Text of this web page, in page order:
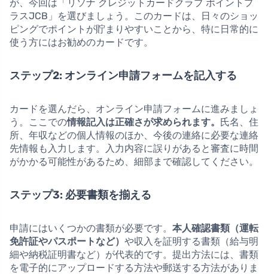
が、今回は「リソナ クレジットカードクラブ ポイントプ
ラスJCB」を選びましょう。このカードは、日々のショッ
ピングでポイントが貯まりやすいことから、特に日常的に
使う方にはお勧めのカードです。
ステップ2: オンライン申請フォームを記入する
カードを選んだら、オンライン申請フォームに進みましょ
う。ここでの情報記入は正確さが求められます。 氏名、住
所、年収などの個人情報のほか、今後の連絡に必要な連絡
先情報も入力します。入力内容に誤りがあると審査に時間
がかかる可能性があるため、細部まで確認してください。
ステップ3: 必要書類を揃える
申請にはいくつかの書類が必要です。 本人確認書類（運転
免許証やパスポートなど） や収入を証明する書類（給与明
細や納税証明書など）が代表的です。提出方法には、書類
を電子的にアップロードする方法や郵送する方法がありま